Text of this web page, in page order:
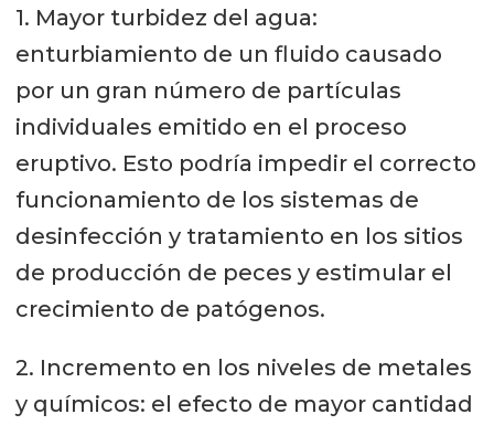
1. Mayor turbidez del agua:
enturbiamiento de un fluido causado
por un gran número de partículas
individuales emitido en el proceso
eruptivo. Esto podría impedir el correcto
funcionamiento de los sistemas de
desinfección y tratamiento en los sitios
de producción de peces y estimular el
crecimiento de patógenos.
2. Incremento en los niveles de metales
y químicos: el efecto de mayor cantidad